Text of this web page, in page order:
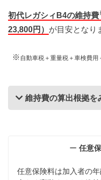
初代レガシィB4の維持費
23,800円） が目安となり
※ 自動車税＋重量税＋車検費
維持費の算出根拠を
維持
ー 任意
任意保険料は加入者の